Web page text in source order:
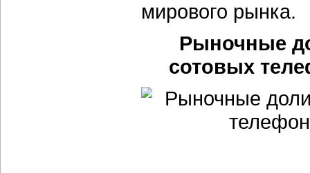
мирового рынка.
Рыночные
сотовых